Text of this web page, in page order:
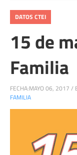
DATOS CTEI
15 de
Familia
FECHA:MAYO 06, 2017 /
FAMILIA